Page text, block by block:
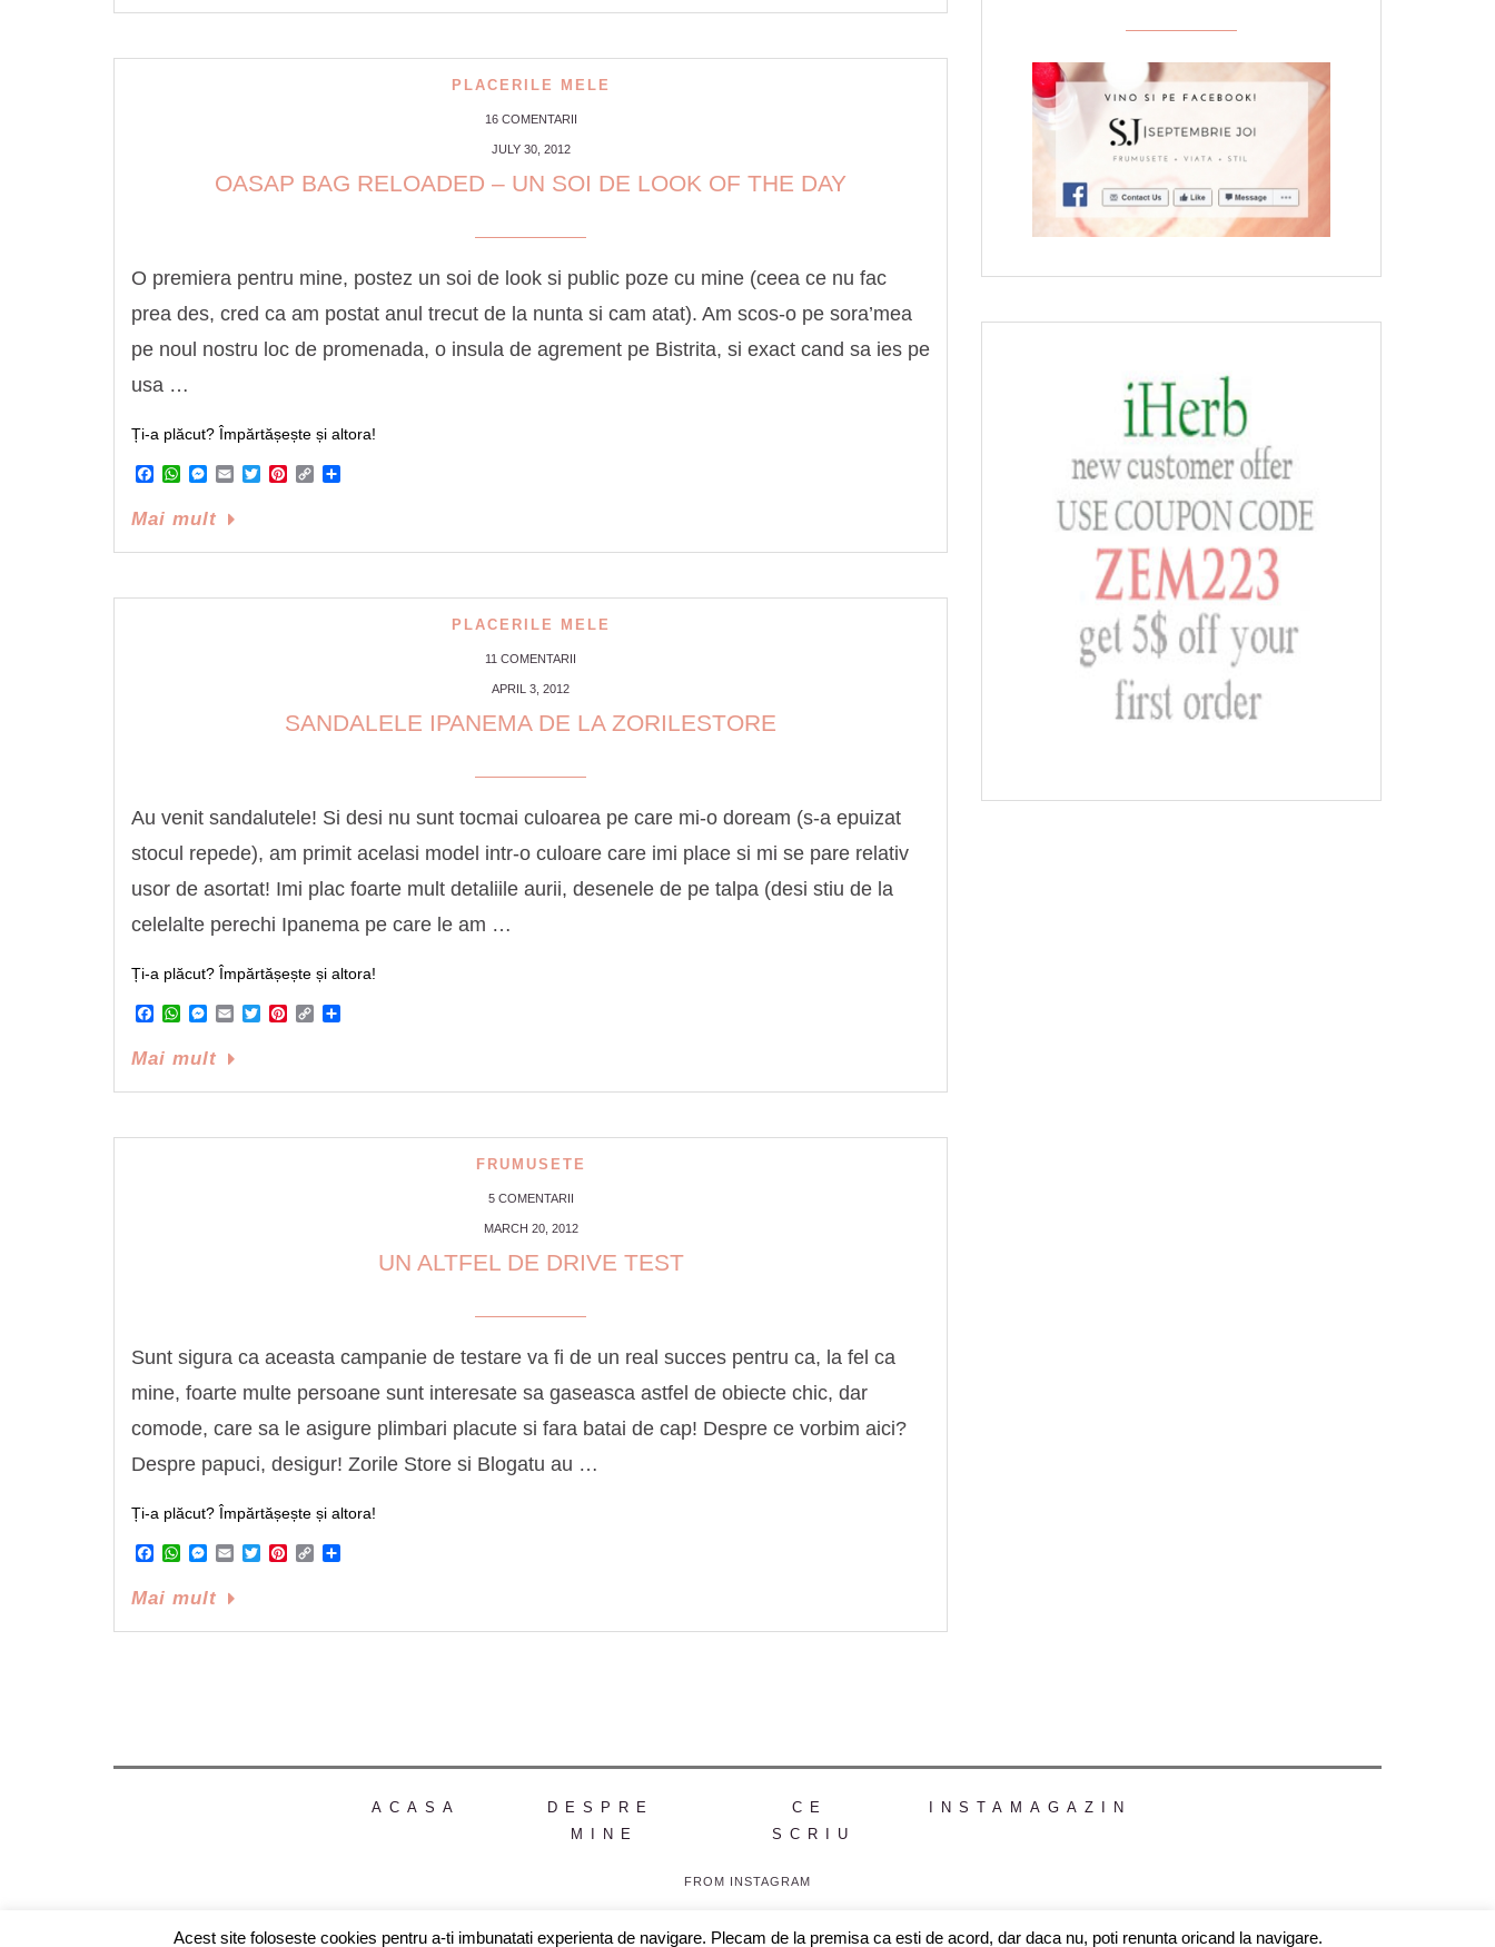
PLACERILE MELE
16 COMENTARII
JULY 30, 2012
OASAP BAG RELOADED – UN SOI DE LOOK OF THE DAY
O premiera pentru mine, postez un soi de look si public poze cu mine (ceea ce nu fac
prea des, cred ca am postat anul trecut de la nunta si cam atat). Am scos-o pe sora’mea
pe noul nostru loc de promenada, o insula de agrement pe Bistrita, si exact cand sa ies pe
usa …
Ți-a plăcut? Împărtășește și altora!
Facebook
WhatsApp
Messenger
EmailTwitterPinterest
Copy
Mai mult
PLACERILE MELE
11 COMENTARII
APRIL 3, 2012
SANDALELE IPANEMA DE LA ZORILESTORE
Au venit sandalutele! Si desi nu sunt tocmai culoarea pe care mi-o doream (s-a epuizat
stocul repede), am primit acelasi model intr-o culoare care imi place si mi se pare relativ
usor de asortat! Imi plac foarte mult detaliile aurii, desenele de pe talpa (desi stiu de la
celelalte perechi Ipanema pe care le am …
Ți-a plăcut? Împărtășește și altora!
Facebook
WhatsApp
Messenger
EmailTwitterPinterest
Copy
Mai mult
FRUMUSETE
5 COMENTARII
MARCH 20, 2012
UN ALTFEL DE DRIVE TEST
Sunt sigura ca aceasta campanie de testare va fi de un real succes pentru ca, la fel ca
mine, foarte multe persoane sunt interesate sa gaseasca astfel de obiecte chic, dar
comode, care sa le asigure plimbari placute si fara batai de cap! Despre ce vorbim aici?
Despre papuci, desigur! Zorile Store si Blogatu au …
Ți-a plăcut? Împărtășește și altora!
Facebook
WhatsApp
Messenger
EmailTwitterPinterest
Copy
Mai mult
ACASA
DESPRE
MINE
CE
SCRIU
INSTAMAGAZIN
FROM INSTAGRAM
Acest site foloseste cookies pentru a-ti imbunatati experienta de navigare. Plecam de la premisa ca esti de acord, dar daca nu, poti renunta oricand la navigare.